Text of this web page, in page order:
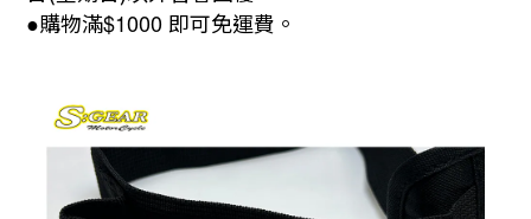
●購物滿$1000 即可免運費。